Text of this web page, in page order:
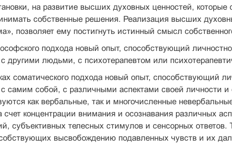
на развитие высших духовных ценностей,
собственные решения. Реализация высших
позволяет ему постигнуть истинный смысл
подхода новый опыт, способствующий
другими людьми, с психотерапевтом или
соматического подхода новый опыт, способствующий
самим собой, с различными аспектами своей личности и
как вербальные, так и многочисленные
счет концентрации внимания и осознавания различных
субъективных телесных стимулов и сенсорных ответов.
высвобождению подавленных чувств и их